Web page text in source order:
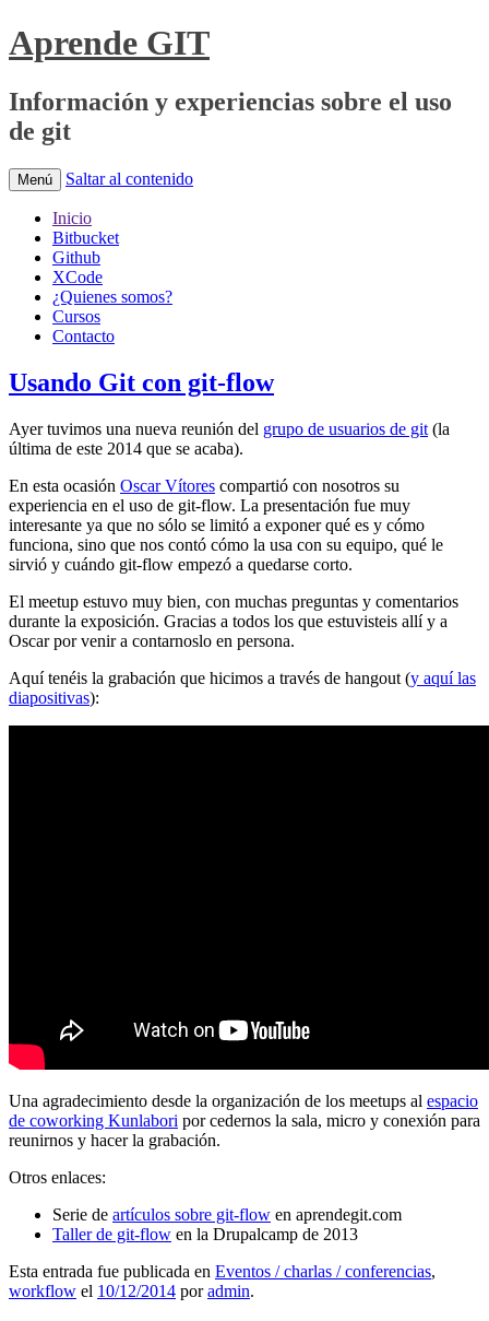
Aprende GIT
Información y experiencias sobre el uso
de git
Menú Saltar al contenido
Inicio
Bitbucket
Github
XCode
¿Quienes somos?
Cursos
Contacto
Usando Git con git-flow
Ayer tuvimos una nueva reunión del grupo de usuarios de git (la
última de este 2014 que se acaba).
En esta ocasión Oscar Vítores compartió con nosotros su
experiencia en el uso de git-flow. La presentación fue muy
interesante ya que no sólo se limitó a exponer qué es y cómo
funciona, sino que nos contó cómo la usa con su equipo, qué le
sirvió y cuándo git-flow empezó a quedarse corto.
El meetup estuvo muy bien, con muchas preguntas y comentarios
durante la exposición. Gracias a todos los que estuvisteis allí y a
Oscar por venir a contarnoslo en persona.
Aquí tenéis la grabación que hicimos a través de hangout (y aquí las
diapositivas):
Una agradecimiento desde la organización de los meetups al espacio
de coworking Kunlabori por cedernos la sala, micro y conexión para
reunirnos y hacer la grabación.
Otros enlaces:
Serie de artículos sobre git-flow en aprendegit.com
Taller de git-flow en la Drupalcamp de 2013
Esta entrada fue publicada en Eventos / charlas / conferencias,
workflow el 10/12/2014 poradmin.